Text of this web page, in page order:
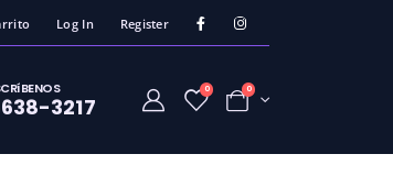
Log In Register
3217
0 0